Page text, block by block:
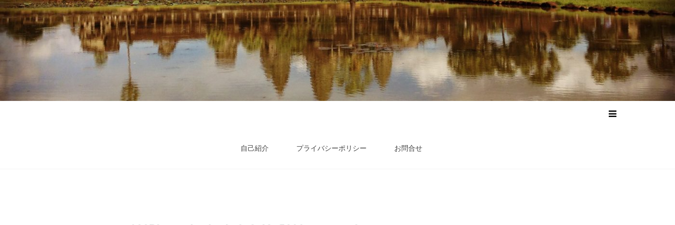
自己紹介 プライバシーポリシー お問合せ